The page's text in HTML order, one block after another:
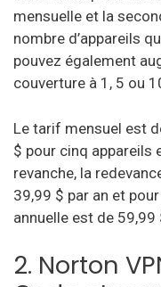
mensuelle et la
nombre d’appareils
pouvez également
couverture à 1, 5 ou
Le tarif mensuel est
$ pour cinq appareils
revanche, la
39,99 $ par an et
annuelle est de 59,99
2. Norton